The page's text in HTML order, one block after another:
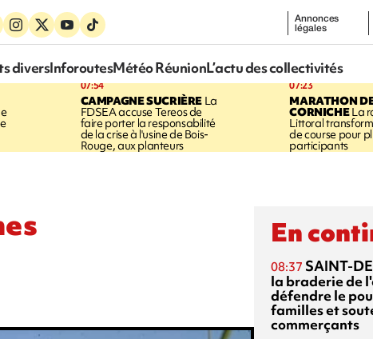
Annonces
légales
diversInforoutesMétéo RéunionL’actu des collectivités
07:54
CAMPAGNE SUCRIÈRE La
FDSEA accuse Tereos de
faire porter la responsabilité
de la crise à l'usine de Bois-
Rouge, aux planteurs
07:23
MARATHON
CORNICHELa
Littoral
de course pour
participants
En
08:37 SAINT-
la braderie de
défendre le
familles et
commerçants